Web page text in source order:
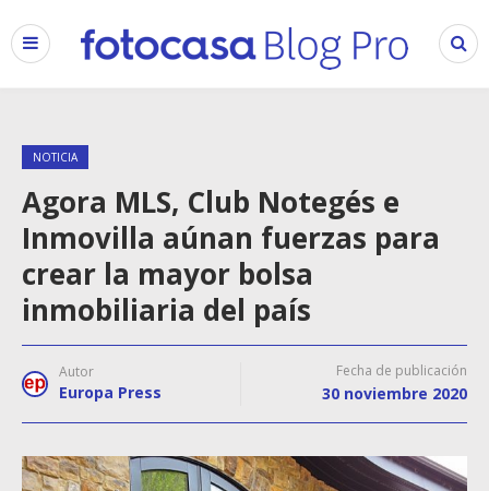
NOTICIA
Agora MLS, Club Notegés e
Inmovilla aúnan fuerzas para
crear la mayor bolsa
inmobiliaria del país
Autor
Europa Press
Fecha de publicación
30 noviembre 2020